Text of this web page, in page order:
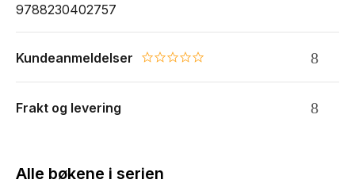
9788230402757
Kundeanmeldelser 0.0 star rating
Frakt og levering
Alle bøkene i serien